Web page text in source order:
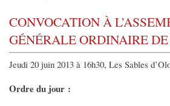
CONVOCATION À
GÉNÉRALE ORDINAIRE DE
Jeudi 20 juin 2013 à 16h30, Les Sables
Ordre du jour :